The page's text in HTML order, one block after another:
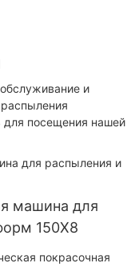
и
для посещения нашей
машина для
150X8